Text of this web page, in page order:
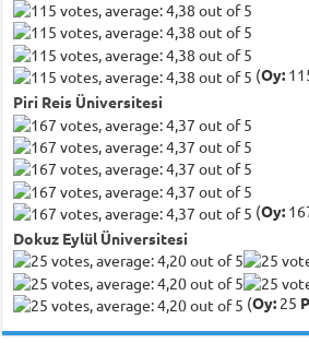
(Oy:
Piri Reis Üniversitesi
(Oy:
Dokuz Eylül Üniversitesi
(Oy: 25